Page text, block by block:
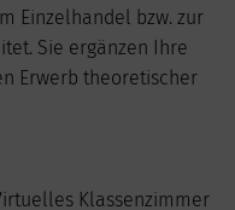
Einzelhandel bzw. zur
Sie ergänzen Ihre
Erwerb theoretischer
Klassenzimmer